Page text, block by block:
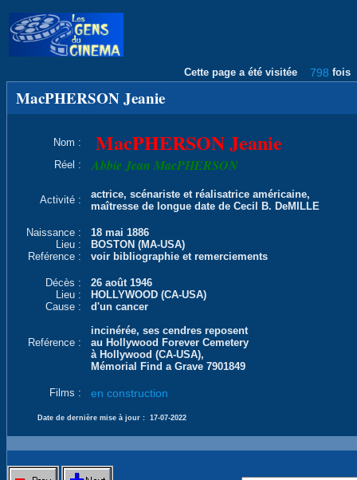
Cette page a été visitée 798 fois
MacPHERSON Jeanie
Nom : MacPHERSON Jeanie
Réel : Abbie Jean MacPHERSON
Activité :
actrice, scénariste et réalisatrice américaine,
maîtresse de longue date de Cecil B. DeMILLE
Naissance :
18 mai 1886
Lieu :
BOSTON (MA-USA)
Reférence :
voir bibliographie et remerciements
Décès :
26 août 1946
Lieu :
HOLLYWOOD (CA-USA)
Cause :
d'un cancer
Reférence :
incinérée, ses cendres reposent
au Hollywood Forever Cemetery
à Hollywood (CA-USA),
Mémorial Find a Grave 7901849
Films : en construction
Date de dernière mise à jour : 17-07-2022